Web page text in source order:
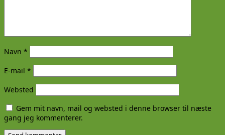
Navn *
E-mail *
Websted
Gem mit navn, mail og websted i denne browser til næste
gang jeg kommenterer.